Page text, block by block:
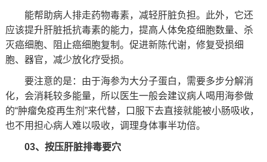
能帮助病人排走药物毒素，减轻肝脏负担。此外，它还
应该提升肝脏抵抗毒素的能力，提高人体免疫细胞数量、杀
灭癌细胞、阻止癌细胞复制。促进新陈代谢，修复受损细
胞、器官，减少放化疗受损。
要注意的是：由于海参为大分子蛋白，需要多步分解消
化，会消耗较多能量，所以医生一般会建议病人喝用海参做
的“肿瘤免疫再生剂”来代替，口服下去直接就能被小肠吸收，
也不用担心病人难以吸收，调理身体事半功倍。
03、按压肝脏排毒要穴